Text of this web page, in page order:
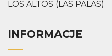
LOS ALTOS (LAS PALAS)
INFORMACJE